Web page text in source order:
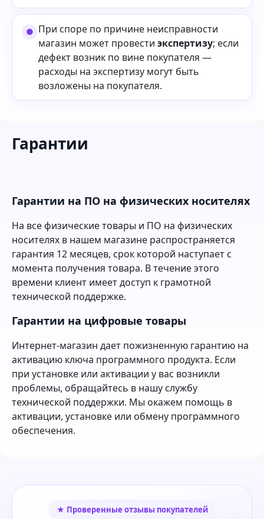
При споре по причине неисправности
магазин может провести экспертизу; если
дефект возник по вине покупателя —
расходы на экспертизу могут быть
возложены на покупателя.
Гарантии
Гарантии на ПО на физических носителях
На все физические товары и ПО на физических
носителях в нашем магазине распространяется
гарантия 12 месяцев, срок которой наступает с
момента получения товара. В течение этого
времени клиент имеет доступ к грамотной
технической поддержке.
Гарантии на цифровые товары
Интернет-магазин дает пожизненную гарантию на
активацию ключа программного продукта. Если
при установке или активации у вас возникли
проблемы, обращайтесь в нашу службу
технической поддержки. Мы окажем помощь в
активации, установке или обмену программного
обеспечения.
★ Проверенные отзывы покупателей